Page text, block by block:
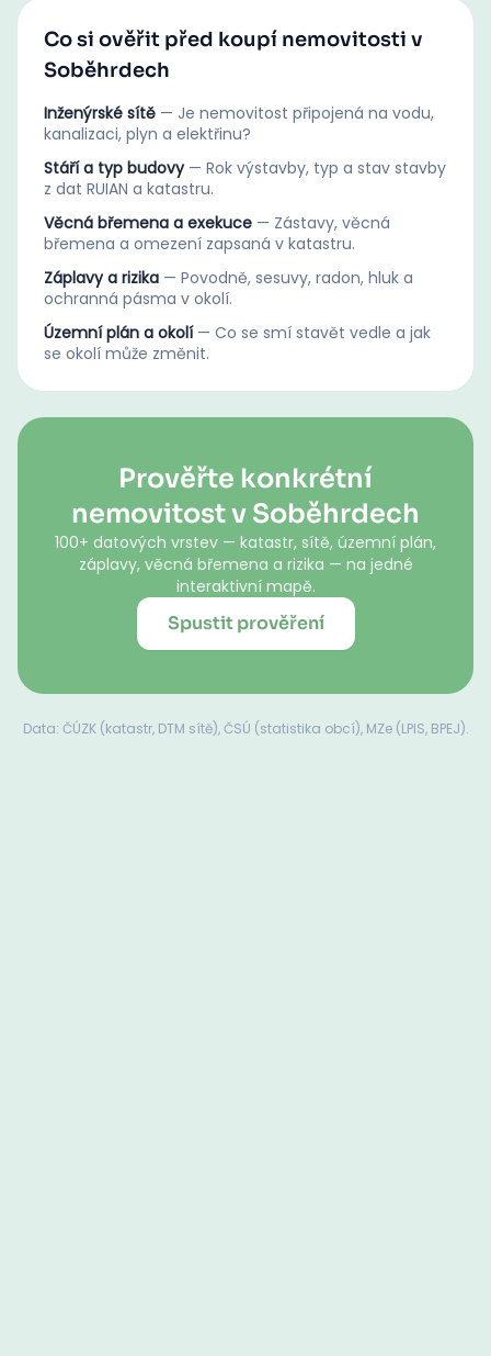
Co si ověřit před koupí nemovitosti v
Soběhrdech
Inženýrské sítě — Je nemovitost připojená na vodu,
kanalizaci, plyn a elektřinu?
Stáří a typ budovy — Rok výstavby, typ a stav stavby
z dat RUIAN a katastru.
Věcná břemena a exekuce — Zástavy, věcná
břemena a omezení zapsaná v katastru.
Záplavy a rizika — Povodně, sesuvy, radon, hluk a
ochranná pásma v okolí.
Územní plán a okolí — Co se smí stavět vedle a jak
se okolí může změnit.
Prověřte konkrétní
nemovitost v Soběhrdech
100+ datových vrstev — katastr, sítě, územní plán,
záplavy, věcná břemena a rizika — na jedné
interaktivní mapě.
Spustit prověření
Data: ČÚZK (katastr, DTM sítě), ČSÚ (statistika obcí), MZe (LPIS, BPEJ).